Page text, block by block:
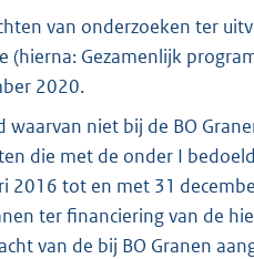
van onderzoeken ter
(hierna: Gezamenlijk
2020.
niet bij de BO
die met de onder I
2016 tot en met 31
ter financiering van de
van de bij BO Granen